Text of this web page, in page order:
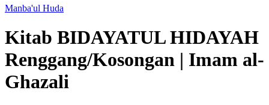
Manba'ul Huda
Kitab BIDAYATUL HIDAYAH
Renggang/Kosongan | Imam al-
Ghazali